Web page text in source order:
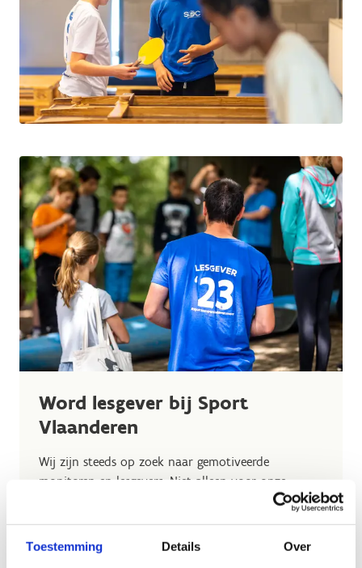
Toestemming Details Over
Word lesgever bij Sport
Vlaanderen
Wij zijn steeds op zoek naar gemotiveerde
monitoren en lesgevers. Niet alleen voor onze
sportkampen, maar ook voor onze sportlessen en
lesgever en is werken met kinderen en jongeren je